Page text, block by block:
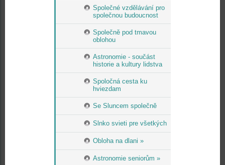
Společné vzdělávání pro
společnou budoucnost
Společně pod tmavou
oblohou
Astronomie - součást
historie a kultury lidstva
Spoločná cesta ku
hviezdam
Se Sluncem společně
Slnko svieti pre všetkých
Obloha na dlani »
Astronomie seniorům »